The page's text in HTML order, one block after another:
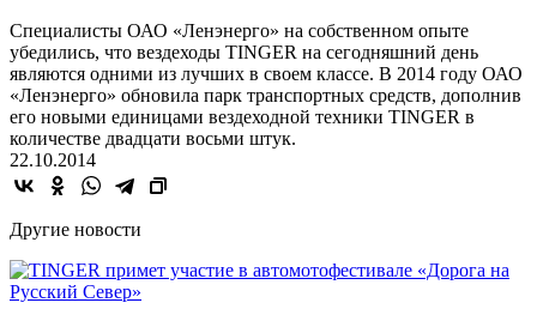
Специалисты ОАО «Ленэнерго» на собственном опыте
убедились, что вездеходы TINGER на сегодняшний день
являются одними из лучших в своем классе. В 2014 году ОАО
«Ленэнерго» обновила парк транспортных средств, дополнив
его новыми единицами вездеходной техники TINGER в
количестве двадцати восьми штук.
22.10.2014
Другие новости